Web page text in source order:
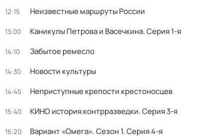
12:15 Неизвестные маршруты России
13:00 Каникулы Петрова и Васечкина. Серия 1-я
14:10 Забытое ремесло
14:30 Новости культуры
14:45 Неприступные крепости крестоносцев
15:40 КИНО история контрразведки. Серия 3-я
16:20 Вариант «Омега». Сезон 1. Серия 4-я